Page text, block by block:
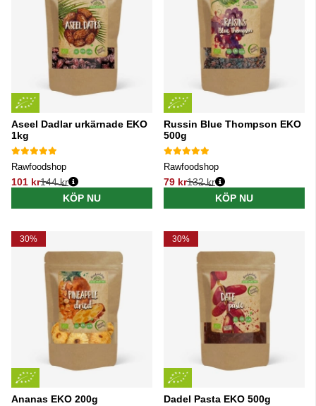
Aseel Dadlar urkärnade EKO
1kg
Rawfoodshop
101 kr
Ordinarie pris:
144 kr
KÖP NU
Russin Blue Thompson EKO
500g
Rawfoodshop
79 kr
Ordinarie pris:
132 kr
KÖP NU
30%
Ananas EKO 200g
30%
Dadel Pasta EKO 500g